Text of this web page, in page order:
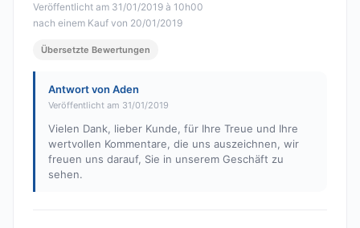
Veröffentlicht am 31/01/2019 à 10h00
nach einem Kauf von 20/01/2019
Übersetzte Bewertungen
Antwort von Aden
Veröffentlicht am 31/01/2019
Vielen Dank, lieber Kunde, für Ihre Treue und Ihre
wertvollen Kommentare, die uns auszeichnen, wir
freuen uns darauf, Sie in unserem Geschäft zu
sehen.